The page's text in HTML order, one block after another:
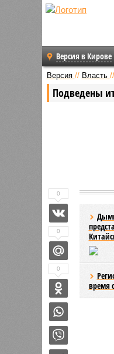
Версия в Кирове
Версия // Власть //
Подведены
время
0
0
0